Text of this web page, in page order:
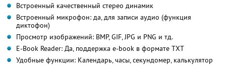
Встроенный качественный стерео динамик
Встроенный микрофон: да, для записи аудио (функция
диктофон)
Просмотр изображений: BMP, GIF, JPG и PNG и тд.
E-Book Reader: Да, поддержка e-book в формате TXT
Удобные функции: Календарь, часы, секундомер, калькулятор